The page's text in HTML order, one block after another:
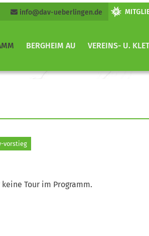
info@dav-ueberlingen.de
BERGHEIM AU VEREINS- U.
vorstieg
Tour im Programm.